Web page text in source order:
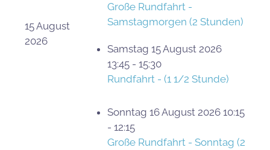
15 August
2026
Große Rundfahrt -
Samstagmorgen (2 Stunden)
Samstag 15 August 2026
13:45 - 15:30
Rundfahrt - (1 1/2 Stunde)
Sonntag 16 August 2026 10:15
- 12:15
Große Rundfahrt - Sonntag (2